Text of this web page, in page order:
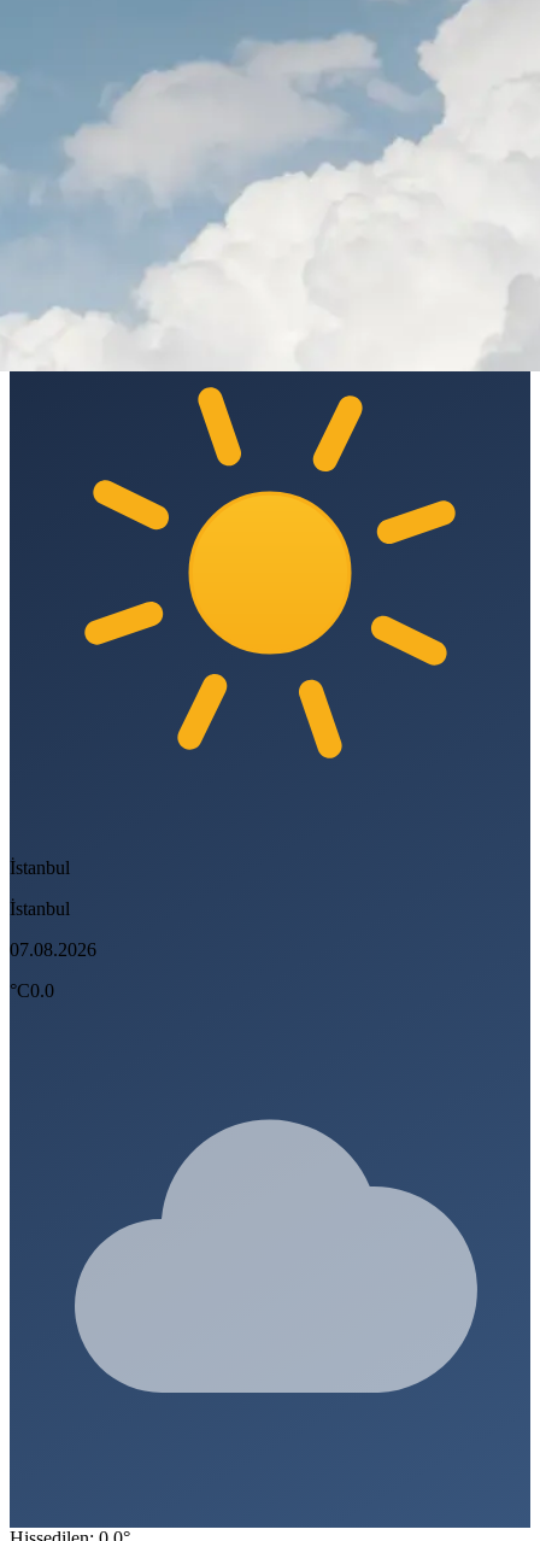
İstanbul
İstanbul
07.08.2026
°C0.0